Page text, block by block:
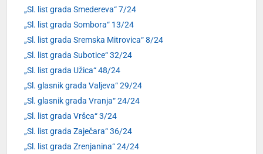
„Sl. list grada Smedereva“ 7/24
„Sl. list grada Sombora“ 13/24
„Sl. list grada Sremska Mitrovica“ 8/24
„Sl. list grada Subotice“ 32/24
„Sl. list grada Užica“ 48/24
„Sl. glasnik grada Valjeva“ 29/24
„Sl. glasnik grada Vranja“ 24/24
„Sl. list grada Vršca“ 3/24
„Sl. list grada Zaječara“ 36/24
„Sl. list grada Zrenjanina“ 24/24